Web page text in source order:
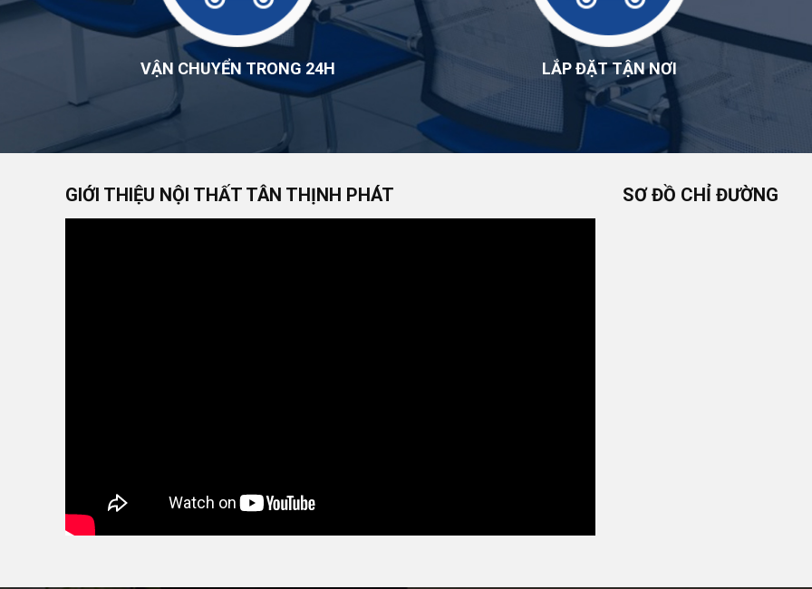
VẬN CHUYỂN TRONG 24H LẮP ĐẶT TẬN NƠI
GIỚI THIỆU NỘI THẤT TÂN THỊNH PHÁT SƠ ĐỒ CHỈ ĐƯỜNG